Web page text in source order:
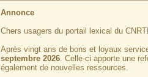
Annonce
Chers usagers du portail lexical du
Après vingt ans de bons et loyaux
septembre 2026. Celle-ci apporte une
également de nouvelles ressources.